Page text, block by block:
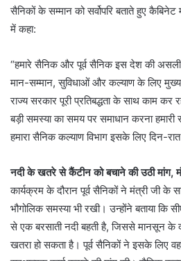
सैनिकों के सम्मान को सर्वोपरि बताते हुए
में कहा:
“हमारे सैनिक और पूर्व सैनिक इस देश की
मान-सम्मान, सुविधाओं और कल्याण के लिए
राज्य सरकार पूरी प्रतिबद्धता के साथ काम कर
बड़ी समस्या का समय पर समाधान करना
हमारा सैनिक कल्याण विभाग इसके लिए दिन-
नदी के खतरे से कैंटीन को बचाने की उठी मांग,
कार्यक्रम के दौरान पूर्व सैनिकों ने मंत्री जी के
भौगोलिक समस्या भी रखी। उन्होंने बताया
से एक बरसाती नदी बहती है, जिससे मानसून के
खतरा हो सकता है। पूर्व सैनिकों ने इसके लिए